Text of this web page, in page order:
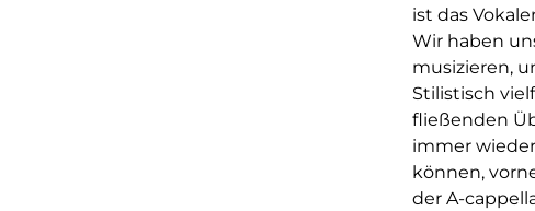
ist das
Wir haben
musizieren,
Stilistisch
fließenden
immer
können,
der A-